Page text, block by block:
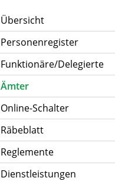
Übersicht
Personenregister
Funktionäre/Delegierte
Ämter
Online-Schalter
Räbeblatt
Reglemente
Dienstleistungen